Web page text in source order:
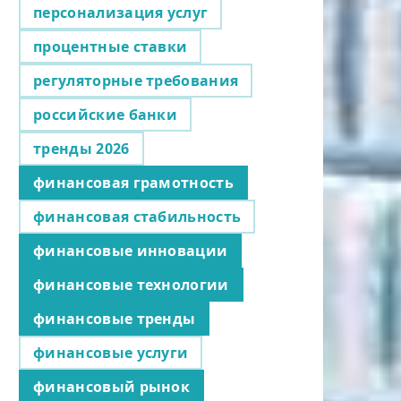
персонализация услуг
процентные ставки
регуляторные требования
российские банки
тренды 2026
финансовая грамотность
финансовая стабильность
финансовые инновации
финансовые технологии
финансовые тренды
финансовые услуги
финансовый рынок